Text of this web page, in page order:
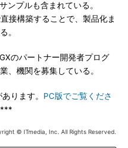
ンプルも含まれている。
接構築することで、製品化ま
。
のパートナー開発者プログ
、機関を募集している。
ります。 PC版でご覧くださ
***
© ITmedia, Inc. All Rights Reserved.